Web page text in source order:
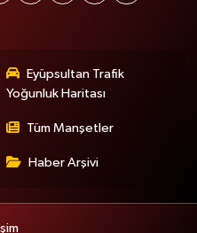
Eyüpsultan Trafik
Yoğunluk Haritası
Tüm Manşetler
Haber Arşivi